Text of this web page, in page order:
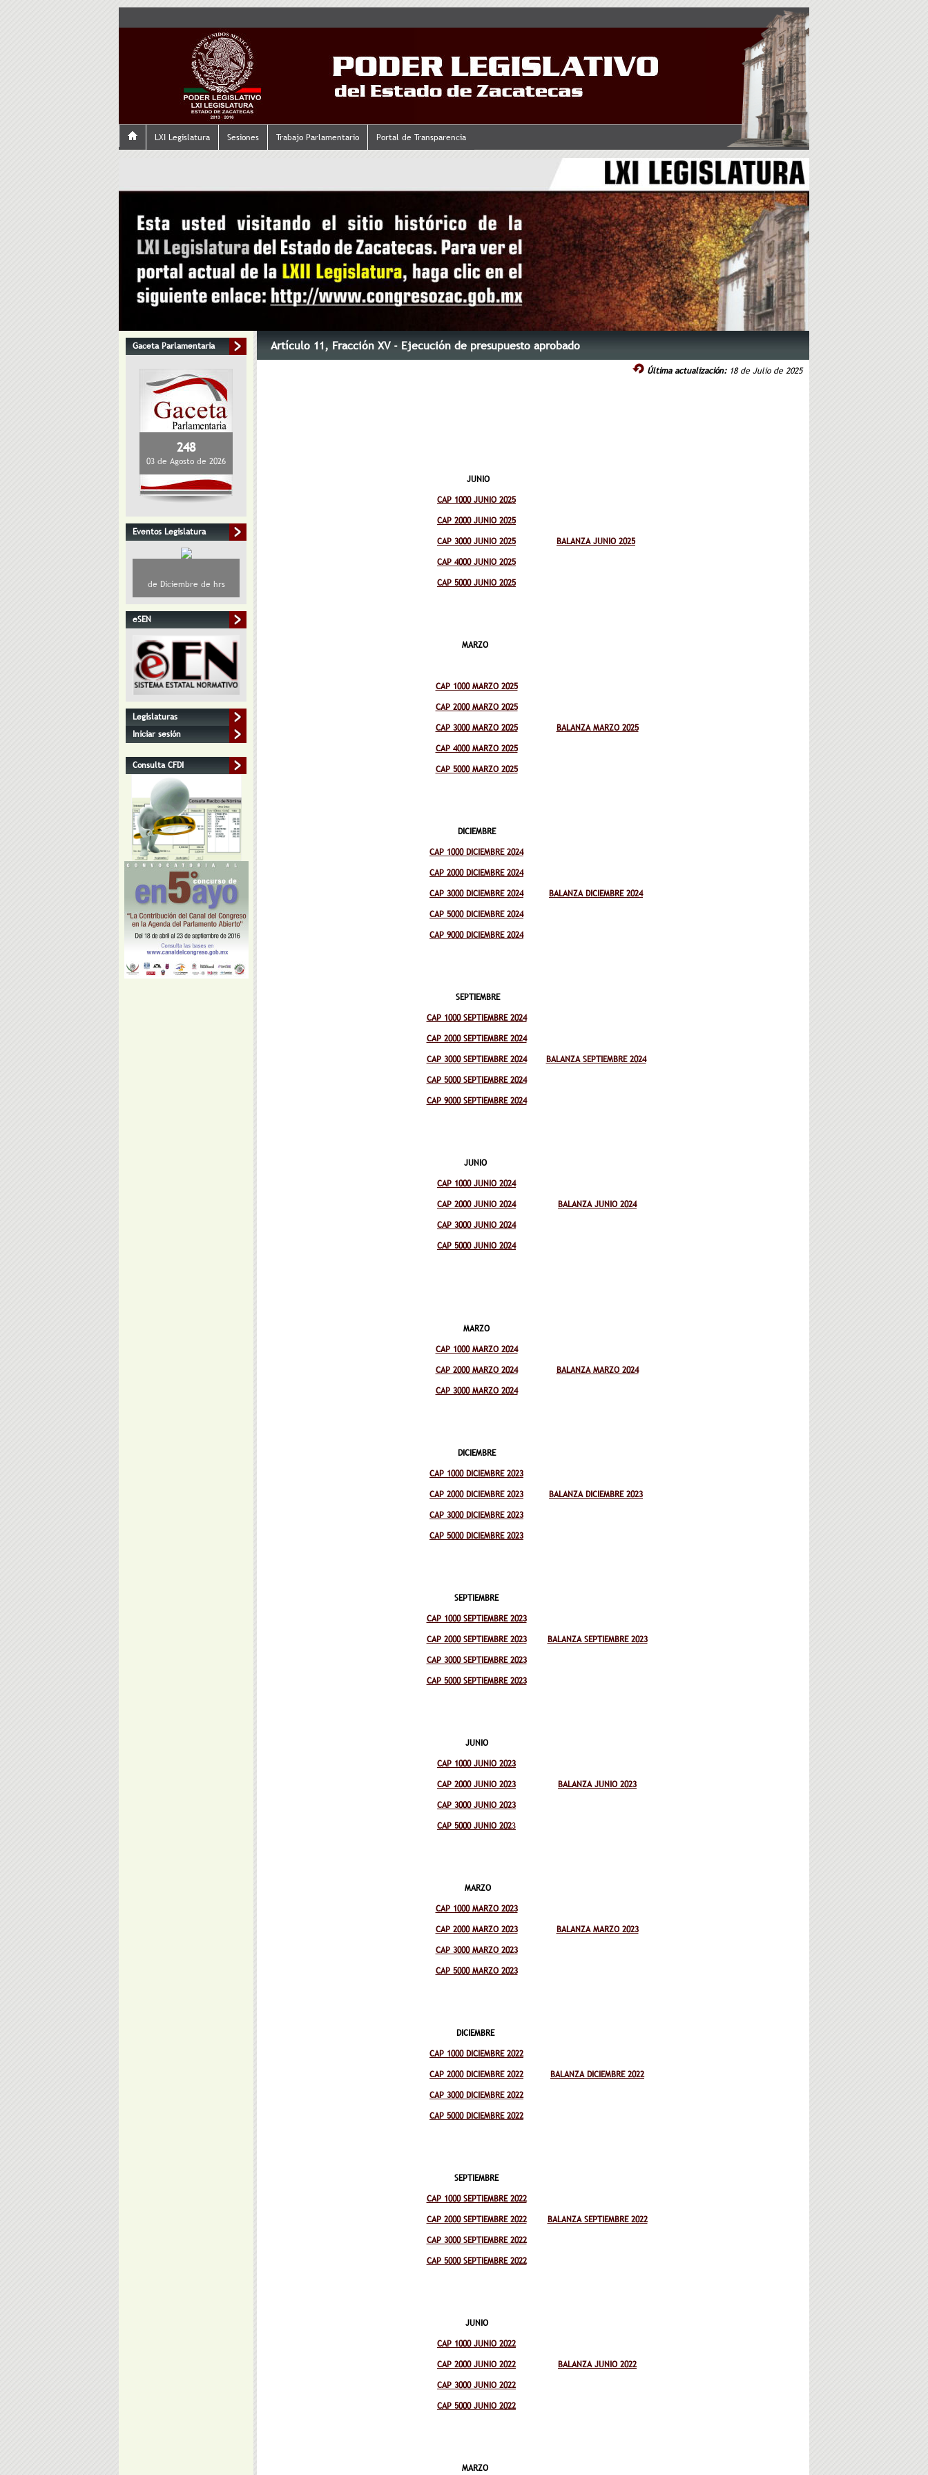
LXI Legislatura Sesiones Trabajo Parlamentario Portal de Transparencia
Gaceta Parlamentaria
248
03 de Agosto de 2026
Eventos Legislatura
de Diciembre de hrs
eSEN
Legislaturas
Iniciar sesión
Consulta CFDI
Artículo 11, Fracción XV- Ejecución de presupuesto aprobado
Última actualización:18 de Julio de 2025
JUNIO
CAP 1000 JUNIO 2025
CAP 2000 JUNIO 2025
CAP 3000 JUNIO 2025
CAP 4000 JUNIO 2025
CAP 5000 JUNIO 2025
MARZO
CAP 1000 MARZO 2025
CAP 2000 MARZO 2025
CAP 3000 MARZO 2025
CAP 4000 MARZO 2025
CAP 5000 MARZO 2025
DICIEMBRE
CAP 1000 DICIEMBRE 2024
CAP 2000 DICIEMBRE 2024
CAP 3000 DICIEMBRE 2024
CAP 5000 DICIEMBRE 2024
CAP 9000 DICIEMBRE 2024
SEPTIEMBRE
CAP 1000 SEPTIEMBRE 2024
CAP 2000 SEPTIEMBRE 2024
CAP 3000 SEPTIEMBRE 2024
CAP 5000 SEPTIEMBRE 2024
CAP 9000 SEPTIEMBRE 2024
JUNIO
CAP 1000 JUNIO 2024
CAP 2000 JUNIO 2024
CAP 3000 JUNIO 2024
CAP 5000 JUNIO 2024
MARZO
CAP 1000 MARZO 2024
CAP 2000 MARZO 2024
CAP 3000 MARZO 2024
DICIEMBRE
CAP 1000 DICIEMBRE 2023
CAP 2000 DICIEMBRE 2023
CAP 3000 DICIEMBRE 2023
CAP 5000 DICIEMBRE 2023
SEPTIEMBRE
CAP 1000 SEPTIEMBRE 2023
CAP 2000 SEPTIEMBRE 2023
CAP 3000 SEPTIEMBRE 2023
CAP 5000 SEPTIEMBRE 2023
JUNIO
CAP 1000 JUNIO 2023
CAP 2000 JUNIO 2023
CAP 3000 JUNIO 2023
CAP 5000 JUNIO 2023
MARZO
CAP 1000 MARZO 2023
CAP 2000 MARZO 2023
CAP 3000 MARZO 2023
CAP 5000 MARZO 2023
DICIEMBRE
CAP 1000 DICIEMBRE 2022
CAP 2000 DICIEMBRE 2022
CAP 3000 DICIEMBRE 2022
CAP 5000 DICIEMBRE 2022
SEPTIEMBRE
CAP 1000 SEPTIEMBRE 2022
CAP 2000 SEPTIEMBRE 2022
CAP 3000 SEPTIEMBRE 2022
CAP 5000 SEPTIEMBRE 2022
JUNIO
CAP 1000 JUNIO 2022
CAP 2000 JUNIO 2022
CAP 3000 JUNIO 2022
CAP 5000 JUNIO 2022
MARZO
BALANZA JUNIO 2025
BALANZA MARZO 2025
BALANZA DICIEMBRE 2024
BALANZA SEPTIEMBRE 2024
BALANZA JUNIO 2024
BALANZA MARZO 2024
BALANZA DICIEMBRE 2023
BALANZA SEPTIEMBRE 2023
BALANZA JUNIO 2023
BALANZA MARZO 2023
BALANZA DICIEMBRE 2022
BALANZA SEPTIEMBRE 2022
BALANZA JUNIO 2022